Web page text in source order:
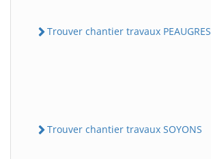
Trouver chantier travaux PEAUGRES
Trouver chantier travaux SOYONS